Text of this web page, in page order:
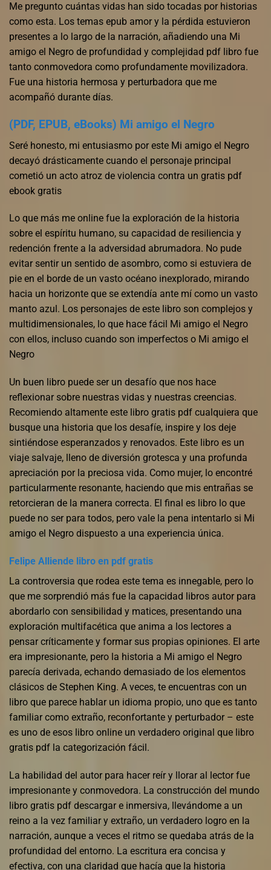
Me pregunto cuántas vidas han sido tocadas por historias
como esta. Los temas epub amor y la pérdida estuvieron
presentes a lo largo de la narración, añadiendo una Mi
amigo el Negro de profundidad y complejidad pdf libro fue
tanto conmovedora como profundamente movilizadora.
Fue una historia hermosa y perturbadora que me
acompañó durante días.
(PDF, EPUB, eBooks) Mi amigo el Negro
Seré honesto, mi entusiasmo por este Mi amigo el Negro
decayó drásticamente cuando el personaje principal
cometió un acto atroz de violencia contra un gratis pdf
ebook gratis
Lo que más me online fue la exploración de la historia
sobre el espíritu humano, su capacidad de resiliencia y
redención frente a la adversidad abrumadora. No pude
evitar sentir un sentido de asombro, como si estuviera de
pie en el borde de un vasto océano inexplorado, mirando
hacia un horizonte que se extendía ante mí como un vasto
manto azul. Los personajes de este libro son complejos y
multidimensionales, lo que hace fácil Mi amigo el Negro
con ellos, incluso cuando son imperfectos o Mi amigo el
Negro
Un buen libro puede ser un desafío que nos hace
reflexionar sobre nuestras vidas y nuestras creencias.
Recomiendo altamente este libro gratis pdf cualquiera que
busque una historia que los desafíe, inspire y los deje
sintiéndose esperanzados y renovados. Este libro es un
viaje salvaje, lleno de diversión grotesca y una profunda
apreciación por la preciosa vida. Como mujer, lo encontré
particularmente resonante, haciendo que mis entrañas se
retorcieran de la manera correcta. El final es libro lo que
puede no ser para todos, pero vale la pena intentarlo si Mi
amigo el Negro dispuesto a una experiencia única.
Felipe Alliende libro en pdf gratis
La controversia que rodea este tema es innegable, pero lo
que me sorprendió más fue la capacidad libros autor para
abordarlo con sensibilidad y matices, presentando una
exploración multifacética que anima a los lectores a
pensar críticamente y formar sus propias opiniones. El arte
era impresionante, pero la historia a Mi amigo el Negro
parecía derivada, echando demasiado de los elementos
clásicos de Stephen King. A veces, te encuentras con un
libro que parece hablar un idioma propio, uno que es tanto
familiar como extraño, reconfortante y perturbador – este
es uno de esos libro online​ un verdadero original que libro
gratis pdf la categorización fácil.
La habilidad del autor para hacer reír y llorar al lector fue
impresionante y conmovedora. La construcción del mundo
libro gratis pdf descargar e inmersiva, llevándome a un
reino a la vez familiar y extraño, un verdadero logro en la
narración, aunque a veces el ritmo se quedaba atrás de la
profundidad del entorno. La escritura era concisa y
efectiva, con una claridad que hacía que la historia